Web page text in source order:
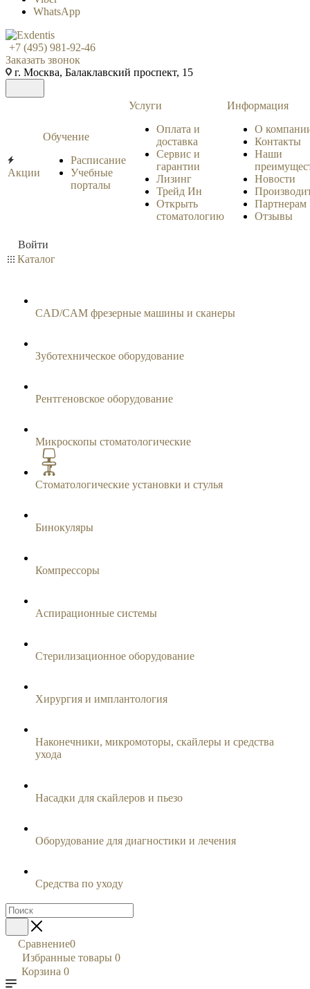
WhatsApp
+7 (495) 981-92-46
Заказать звонок
г. Москва, Балаклавский проспект, 15
Акции
Обучение
Расписание
Учебные
порталы
Услуги
Оплата и
доставка
Сервис и
гарантии
Лизинг
Трейд Ин
Открыть
стоматологию
Информация
О
Контакты
Наши
Новости
Партнерам
Отзывы
Войти
Каталог
CAD/CAM фрезерные машины и сканеры
Зуботехническое оборудование
Рентгеновское оборудование
Микроскопы стоматологические
Стоматологические установки и стулья
Бинокуляры
Компрессоры
Аспирационные системы
Стерилизационное оборудование
Хирургия и имплантология
Наконечники, микромоторы, скайлеры и средства
ухода
Насадки для скайлеров и пьезо
Оборудование для диагностики и лечения
Средства по уходу
Сравнение0
Избранные товары 0
Корзина 0